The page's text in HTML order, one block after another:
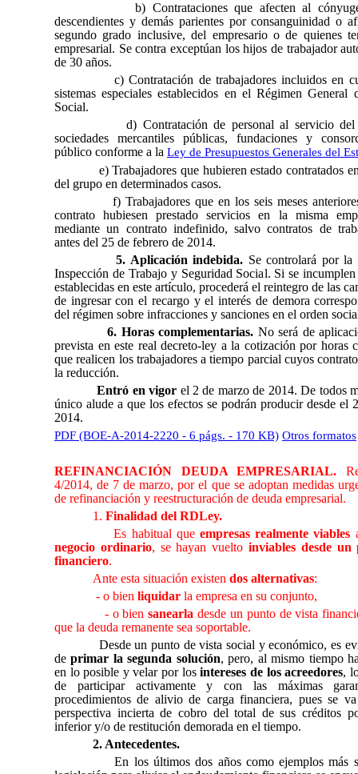
b) Contrataciones que afecten al
descendientes y demás parientes por consanguinidad o
segundo grado inclusive, del empresario o de quienes
empresarial. Se contra exceptúan los hijos de trabajador
de 30 años.
c) Contratación de trabajadores incluidos en
sistemas especiales establecidos en el Régimen General
Social.
d) Contratación de personal al servicio
sociedades mercantiles públicas, fundaciones y
público conforme a la Ley de Presupuestos Generales del
e) Trabajadores que hubieren estado contratados
del grupo en determinados casos.
f) Trabajadores que en los seis meses
contrato hubiesen prestado servicios en la misma
mediante un contrato indefinido, salvo contratos de
antes del 25 de febrero de 2014.
5. Aplicación indebida. Se controlará por
Inspección de Trabajo y Seguridad Social. Si se
establecidas en este artículo, procederá el reintegro de las
de ingresar con el recargo y el interés de demora
del régimen sobre infracciones y sanciones en el orden
6. Horas complementarias. No será de
prevista en este real decreto-ley a la cotización por horas
que realicen los trabajadores a tiempo parcial cuyos
la reducción.
Entró en vigor el 2 de marzo de 2014. De todos
único alude a que los efectos se podrán producir desde el
2014.
PDF (BOE-A-2014-2220 - 6 págs. - 170 KB) Otros formatos
REFINANCIACIÓN DEUDA EMPRESARIAL.
4/2014, de 7 de marzo, por el que se adoptan medidas
de refinanciación y reestructuración de deuda empresarial.
1. Finalidad del RDLey.
Es habitual queempresas realmente viables
negocio ordinario, se hayan vueltoinviables desde
financiero.
Ante esta situación existen dos alternativas:
- o bien liquidar la empresa en su conjunto,
- o biensanearla desde un punto de vista
que la deuda remanente sea soportable.
Desde un punto de vista social y económico, es
deprimar la segunda solución, pero, al mismo tiempo
en lo posible y velar por losintereses de los acreedores,
de participar activamente y con las máximas
procedimientos de alivio de carga financiera, pues se
perspectiva incierta de cobro del total de sus créditos
inferior y/o de restitución demorada en el tiempo.
2. Antecedentes.
En los últimos dos años como ejemplos más